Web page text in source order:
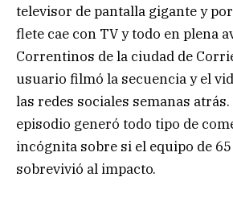
televisor de pantalla gigante y
flete cae con TV y todo en plena
Correntinos de la ciudad de
usuario filmó la secuencia y el
las redes sociales semanas
episodio generó todo tipo de
incógnita sobre si el equipo de
sobrevivió al impacto.